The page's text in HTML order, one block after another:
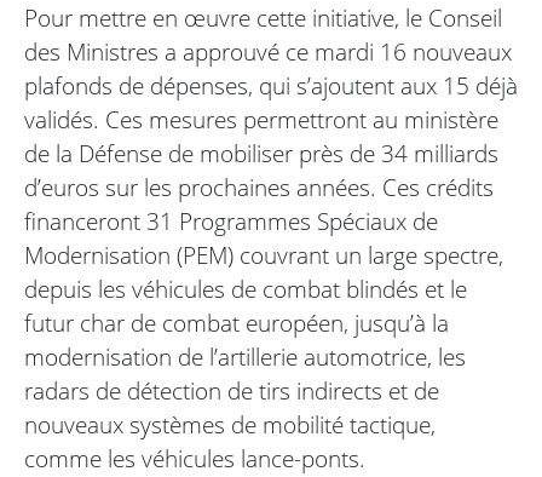
Pour mettre en œuvre cette initiative, le Conseil
des Ministres a approuvé ce mardi 16 nouveaux
plafonds de dépenses, qui s’ajoutent aux 15 déjà
validés. Ces mesures permettront au ministère
de la Défense de mobiliser près de 34 milliards
d’euros sur les prochaines années. Ces crédits
financeront 31 Programmes Spéciaux de
Modernisation (PEM) couvrant un large spectre,
depuis les véhicules de combat blindés et le
futur char de combat européen, jusqu’à la
modernisation de l’artillerie automotrice, les
radars de détection de tirs indirects et de
nouveaux systèmes de mobilité tactique,
comme les véhicules lance-ponts.